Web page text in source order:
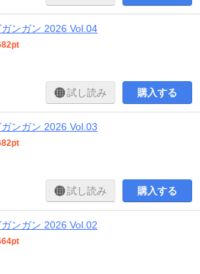
ガンガン 2026 Vol.04
試し読み 購入する
ンガン 2026 Vol.03
試し読み 購入する
ンガン 2026 Vol.02